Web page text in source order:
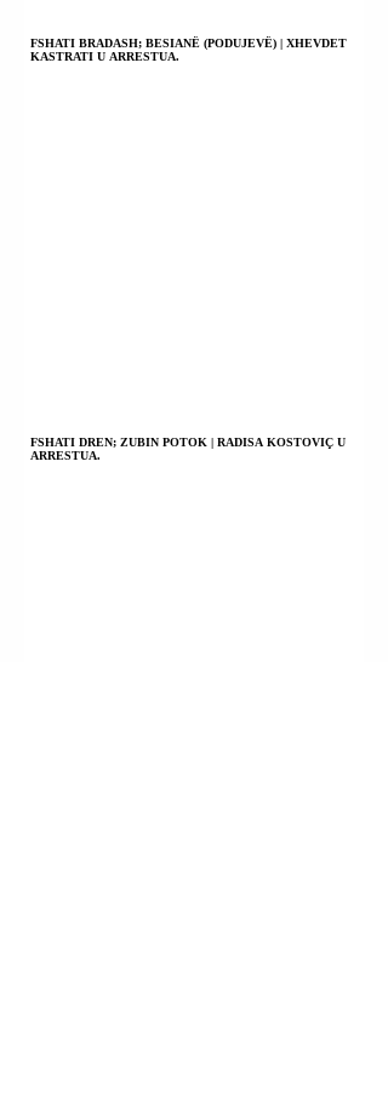
FSHATI BRADASH; BESIANË (PODUJEVË) | XHEVDET
KASTRATI U ARRESTUA.
FSHATI DREN; ZUBIN POTOK | RADISA KOSTOVIÇ U
ARRESTUA.